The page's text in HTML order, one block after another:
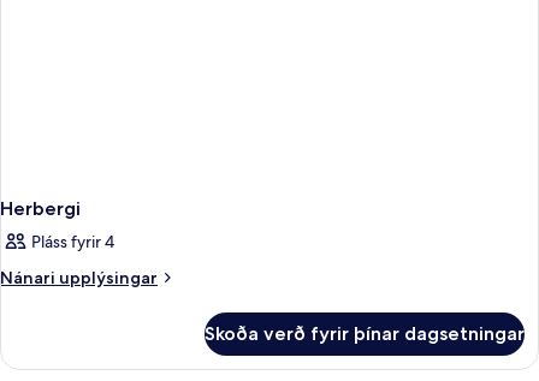
Herbergi
Pláss fyrir 4
Nánari upplýsingar
Nánari
Skoða verð fyrir þínar dagsetningar